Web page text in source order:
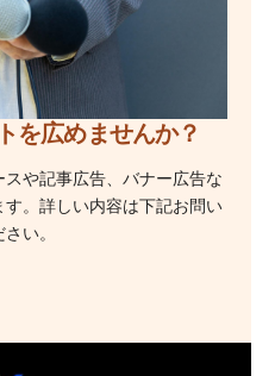
を広めませんか？
や記事広告、バナー広告な
。詳しい内容は下記お問い
い。